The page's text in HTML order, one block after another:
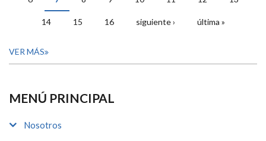
14 15 16 siguiente › última »
VER MÁS
MENÚ PRINCIPAL
Nosotros